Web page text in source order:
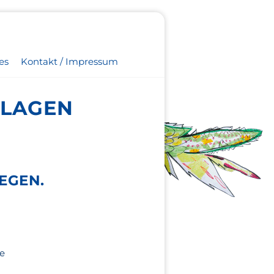
Kontakt / Impressum